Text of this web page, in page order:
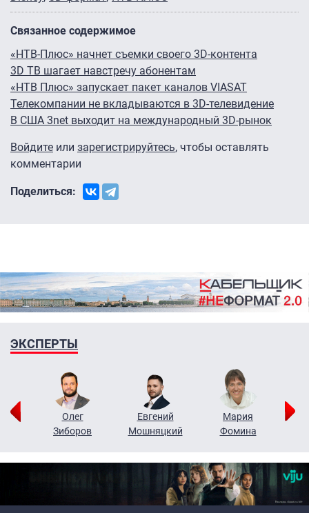
Связанное содержимое
«НТВ-Плюс» начнет съемки своего 3D-контента
3D ТВ шагает навстречу абонентам
«НТВ Плюс» запускает пакет каналов VIASAT
Телекомпании не вкладываются в 3D-телевидение
В США 3net выходит на международный 3D-рынок
Войдите или зарегистрируйтесь, чтобы оставлять
комментарии
Поделиться:
ЭКСПЕРТЫ
Олег
Зиборов
Евгений
Мошняцкий
Мария
Фомина